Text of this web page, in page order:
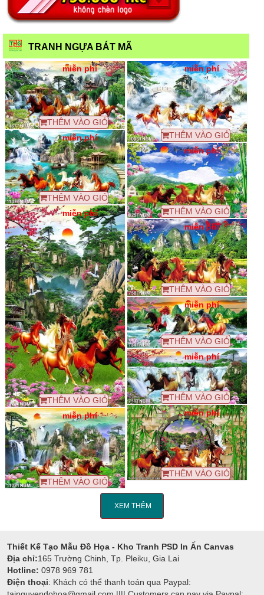
TRANH NGỰA BÁT MÃ
miễn phí
THÊM VÀO GIỎ
miễn phí
THÊM VÀO GIỎ
miễn phí
THÊM VÀO GIỎ
miễn phí
THÊM VÀO GIỎ
miễn phí
THÊM VÀO GIỎ
miễn phí
THÊM VÀO GIỎ
miễn phí
THÊM VÀO GIỎ
miễn phí
THÊM VÀO GIỎ
miễn phí
THÊM VÀO GIỎ
miễn phí
THÊM VÀO GIỎ
XEM THÊM
Thiết Kế Tạo Mẫu Đồ Họa - Kho Tranh PSD In Ấn Canvas
Địa chỉ:165 Trường Chinh, Tp. Pleiku, Gia Lai
Hotline: 0978 969 781
Điện thoại: Khách có thể thanh toán qua Paypal: